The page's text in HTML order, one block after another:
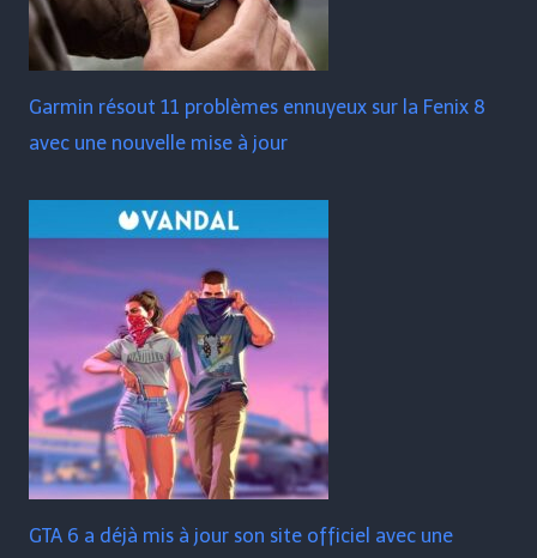
Garmin résout 11 problèmes ennuyeux sur la Fenix ​​​​8
avec une nouvelle mise à jour
GTA 6 a déjà mis à jour son site officiel avec une